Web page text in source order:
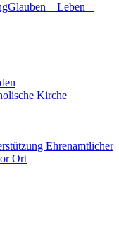
Glauben – Leben –
Kirche
Ehrenamtlicher
Ort